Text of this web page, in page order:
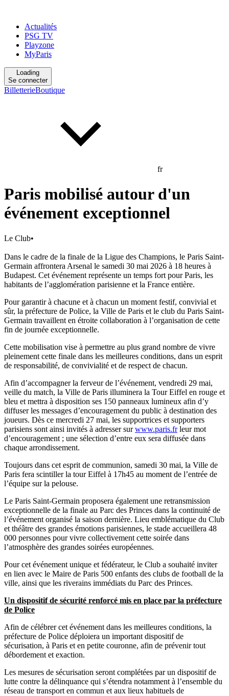
Actualités
PSG TV
Playzone
MyParis
Loading
Se connecter
BilletterieBoutique
fr
Paris mobilisé autour d'un
événement exceptionnel
Le Club•
Dans le cadre de la finale de la Ligue des Champions, le Paris Saint-
Germain affrontera Arsenal le samedi 30 mai 2026 à 18 heures à
Budapest. Cet événement représente un temps fort pour Paris, les
habitants de l’agglomération parisienne et la France entière.
Pour garantir à chacune et à chacun un moment festif, convivial et
sûr, la préfecture de Police, la Ville de Paris et le club du Paris Saint-
Germain travaillent en étroite collaboration à l’organisation de cette
fin de journée exceptionnelle.
Cette mobilisation vise à permettre au plus grand nombre de vivre
pleinement cette finale dans les meilleures conditions, dans un esprit
de responsabilité, de convivialité et de respect de chacun.
Afin d’accompagner la ferveur de l’événement, vendredi 29 mai,
veille du match, la Ville de Paris illuminera la Tour Eiffel en rouge et
bleu et mettra à disposition ses 150 panneaux lumineux afin d’y
diffuser les messages d’encouragement du public à destination des
joueurs. Dès ce mercredi 27 mai, les supportrices et supporters
parisiens sont ainsi invités à adresser surwww.paris.frleur mot
d’encouragement ; une sélection d’entre eux sera diffusée dans
chaque arrondissement.
Toujours dans cet esprit de communion, samedi 30 mai, la Ville de
Paris fera scintiller la tour Eiffel à 17h45 au moment de l’entrée de
l’équipe sur la pelouse.
Le Paris Saint-Germain proposera également une retransmission
exceptionnelle de la finale au Parc des Princes dans la continuité de
l’événement organisé la saison dernière. Lieu emblématique du Club
et théâtre des grandes émotions parisiennes, le stade accueillera 48
000 personnes pour vivre collectivement cette soirée dans
l’atmosphère des grandes soirées européennes.
Pour cet événement unique et fédérateur, le Club a souhaité inviter
en lien avec le Maire de Paris 500 enfants des clubs de football de la
ville, ainsi que les riverains immédiats du Parc des Princes.
Un dispositif de sécurité renforcé mis en place par la préfecture
de Police
Afin de célébrer cet événement dans les meilleures conditions, la
préfecture de Police déploiera un important dispositif de
sécurisation, à Paris et en petite couronne, afin de prévenir tout
débordement et exaction.
Les mesures de sécurisation seront complétées par un dispositif de
lutte contre la délinquance qui s’étendra notamment à l’ensemble du
réseau de transport en commun et aux lieux habituels de